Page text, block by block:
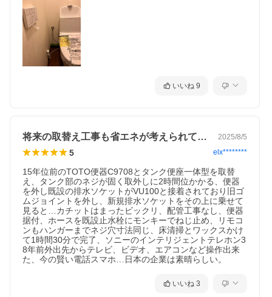
いいね 9
将来の取替え工事も省エネが考えられている 2025/8/5
5 elx********
15年位前のTOTO便器C9708とタンク便座一体型を取替
え、タンク部のネジが固く取外しに2時間位かかる、便器
を外し既設の排水ソケットがVU100と接着されており旧ゴ
ムジョイントを外し、新規排水ソケットをその上に乗せて
見ると…カチットはまったビックリ、配管工事なし、便器
据付、ホースを既設止水栓にモンキーでねじ止め、リモコ
ンもハンガーまでネジ穴寸法同じ、床清掃とワックスかけ
て1時間30分で完了、ソニーのインテリジェントテレホン3
8年前外出先からテレビ、ビデオ、エアコンなど操作出来
いいね 3